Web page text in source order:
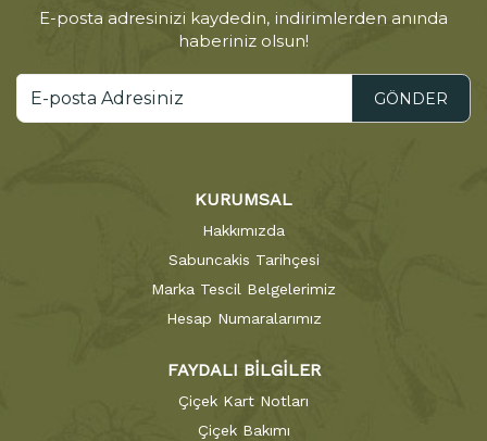
E-posta adresinizi kaydedin, indirimlerden anında
haberiniz olsun!
GÖNDER
KURUMSAL
Hakkımızda
Sabuncakis Tarihçesi
Marka Tescil Belgelerimiz
Hesap Numaralarımız
FAYDALI BİLGİLER
Çiçek Kart Notları
Çiçek Bakımı